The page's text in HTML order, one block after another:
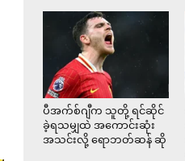
ပီအက်စ်ဂျီက သူတို့ ရင်ဆိုင်
ခဲ့ရသမျှထဲ အကောင်းဆုံး
အသင်းလို့ ရောဘတ်ဆန် ဆို